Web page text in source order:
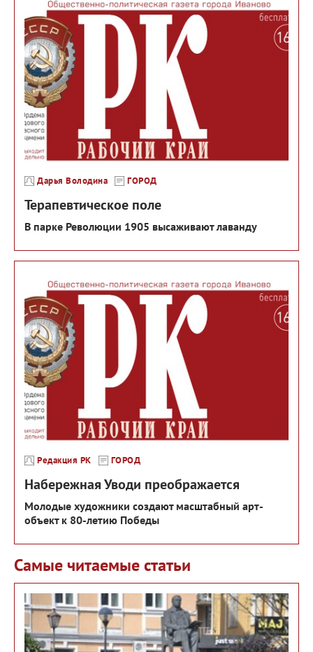
Дарья Володина ГОРОД
Терапевтическое поле
В парке Революции 1905 высаживают лаванду
Редакция РК ГОРОД
Набережная Уводи преображается
Молодые художники создают масштабный арт-
объект к 80-летию Победы
Самые читаемые статьи